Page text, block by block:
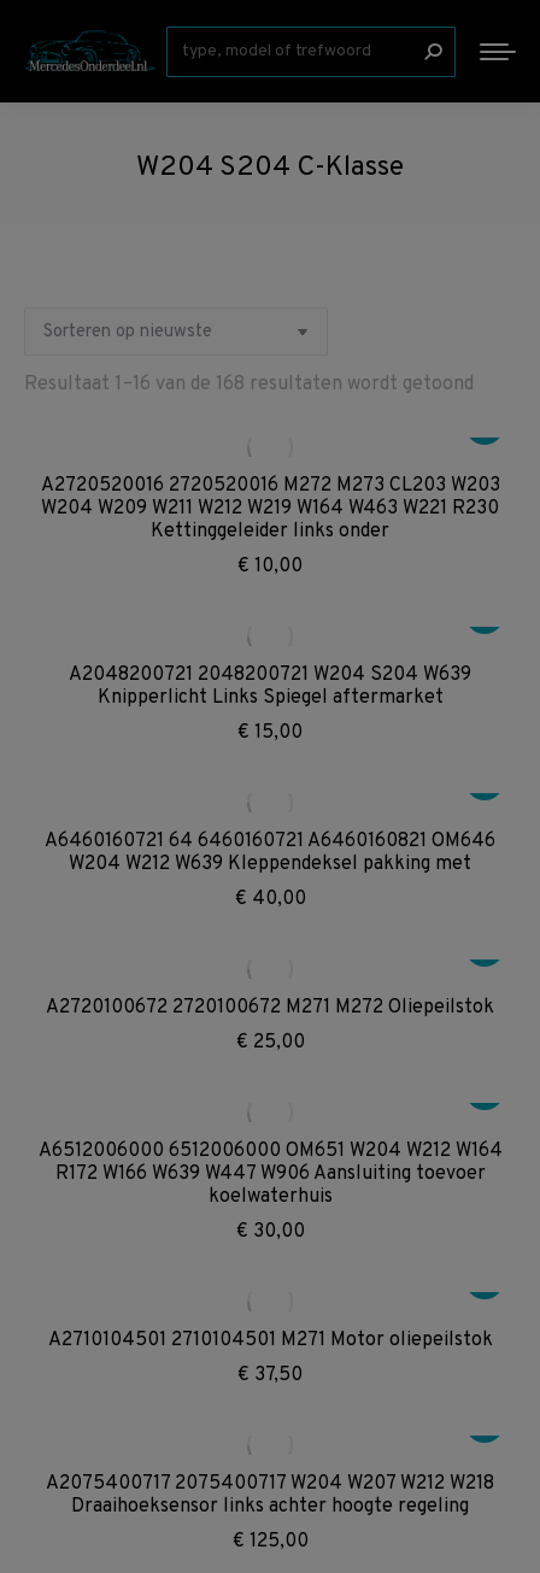
Zoeken:
W204 S204 C-Klasse
Resultaat 1–16 van de 168 resultaten wordt getoond
A2720520016 2720520016 M272 M273 CL203 W203
W204 W209 W211 W212 W219 W164 W463 W221 R230
Kettinggeleider links onder
€ 10,00
A2048200721 2048200721 W204 S204 W639
Knipperlicht Links Spiegel aftermarket
€ 15,00
A6460160721 64 6460160721 A6460160821 OM646
W204 W212 W639 Kleppendeksel pakking met
€ 40,00
A2720100672 2720100672 M271 M272 Oliepeilstok
€ 25,00
A6512006000 6512006000 OM651 W204 W212 W164
R172 W166 W639 W447 W906 Aansluiting toevoer
koelwaterhuis
€ 30,00
A2710104501 2710104501 M271 Motor oliepeilstok
€ 37,50
A2075400717 2075400717 W204 W207 W212 W218
Draaihoeksensor links achter hoogte regeling
€ 125,00